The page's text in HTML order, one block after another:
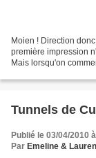
Moien ! Direction
première impression
Mais lorsqu'on
Tunnels de
Publié le 03/04/2010
Par Emeline &